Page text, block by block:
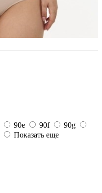
90e 90f
90g
Показать еще